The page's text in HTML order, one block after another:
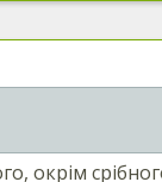
окрім